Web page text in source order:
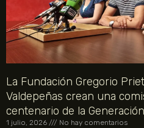
La Fundación Gregorio
Valdepeñas crean una
centenario de la
1 julio, 2026 No hay comentarios